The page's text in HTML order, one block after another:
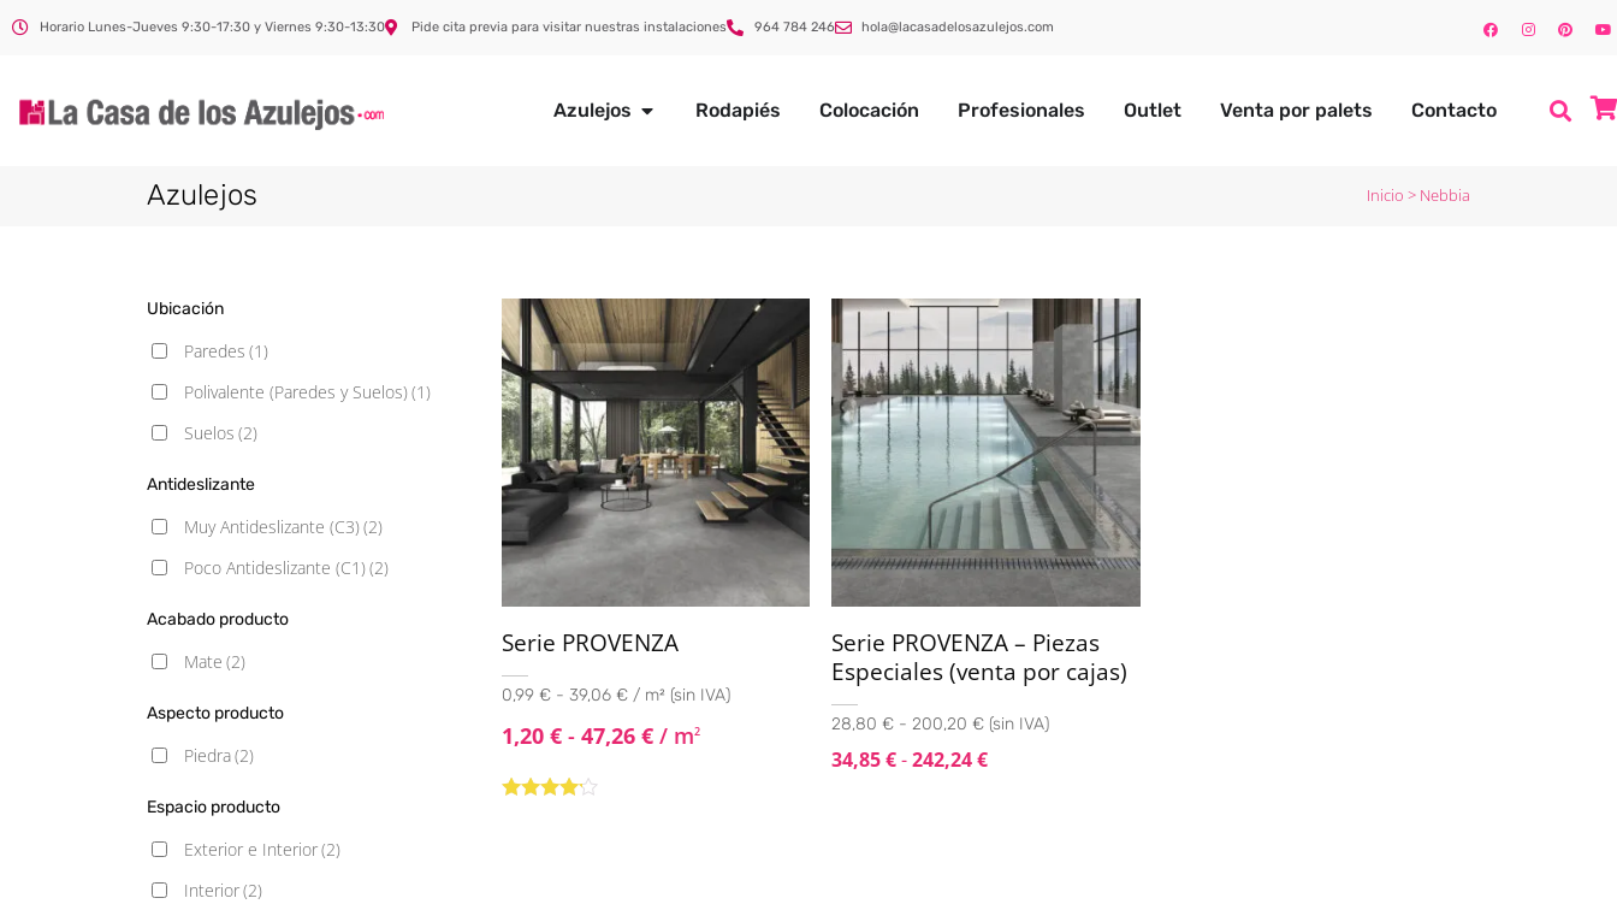
Horario Lunes-Jueves 9:30-17:30 y Viernes 9:30-13:30 Pide cita previa para visitar nuestras instalaciones 964 784 246 hola@lacasadelosazulejos.com
Azulejos Rodapiés Colocación Profesionales Outlet Venta por palets Contacto
Azulejos Inicio > Nebbia
Ubicación
Paredes (1)
Polivalente (Paredes y Suelos)(1)
Suelos (2)
Antideslizante
Muy Antideslizante (C3)(2)
Poco Antideslizante (C1)(2)
Acabado producto
Mate (2)
Aspecto producto
Piedra(2)
Espacio producto
Exterior e Interior(2)
Interior(2)
Serie PROVENZA
0,99 € - 39,06 € / m² (sin IVA)
1,20 € - 47,26 € / m2
Serie PROVENZA – Piezas
Especiales (venta por cajas)
28,80 € - 200,20 € (sin IVA)
34,85€ - 242,24€